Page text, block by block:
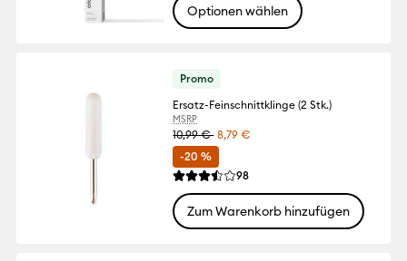
Optionen wählen
Promo
Ersatz-Feinschnittklinge (2 Stk.)
MSRP
10,99 € 8,79 €
-20 %
Die durchschnittliche Bewertung für
98Reviews
Zum Warenkorb hinzufügen